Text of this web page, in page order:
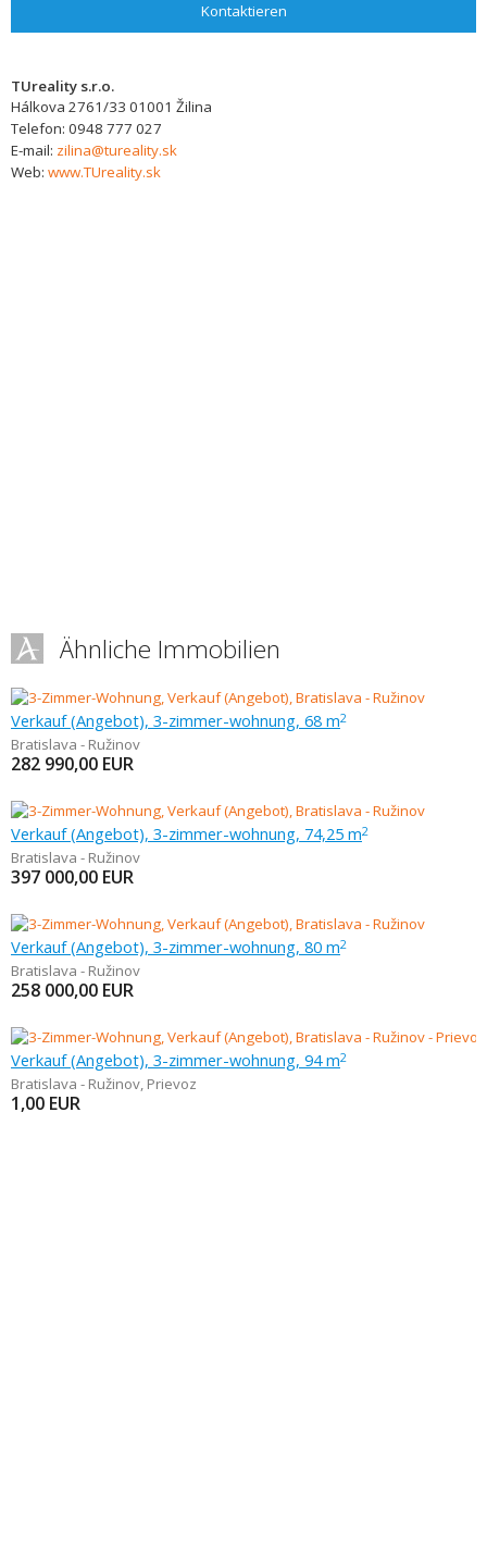
Kontaktieren
TUreality s.r.o.
Hálkova 2761/33 01001 Žilina
Telefon: 0948 777 027
E-mail: zilina@tureality.sk
Web: www.TUreality.sk
Ähnliche Immobilien
Verkauf (Angebot), 3-zimmer-wohnung, 68 m2
Bratislava - Ružinov
282 990,00 EUR
Verkauf (Angebot), 3-zimmer-wohnung, 74,25 m2
Bratislava - Ružinov
397 000,00 EUR
Verkauf (Angebot), 3-zimmer-wohnung, 80 m2
Bratislava - Ružinov
258 000,00 EUR
Verkauf (Angebot), 3-zimmer-wohnung, 94 m2
Bratislava - Ružinov, Prievoz
1,00 EUR